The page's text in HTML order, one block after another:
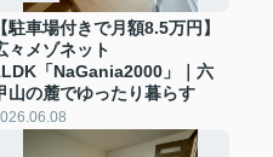
【駐車場付きで月額8.5万円】
々メゾネット
「NaGania2000」｜六
山の麓でゆったり暮らす